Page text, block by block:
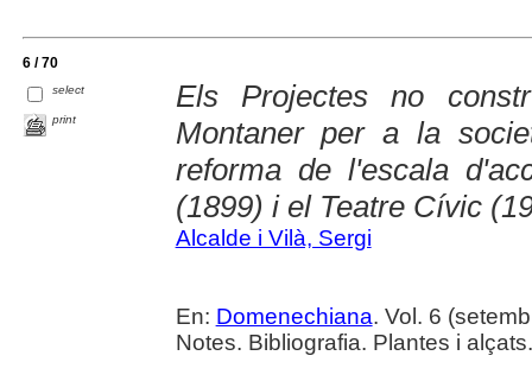
6 / 70
select
print
Els Projectes no
Montaner per a la
reforma de l'escala
(1899) i el Teatre Cívic
Alcalde i Vilà, Sergi
En: Domenechiana. Vol. 6
Notes. Bibliografia. Plantes i alçats.